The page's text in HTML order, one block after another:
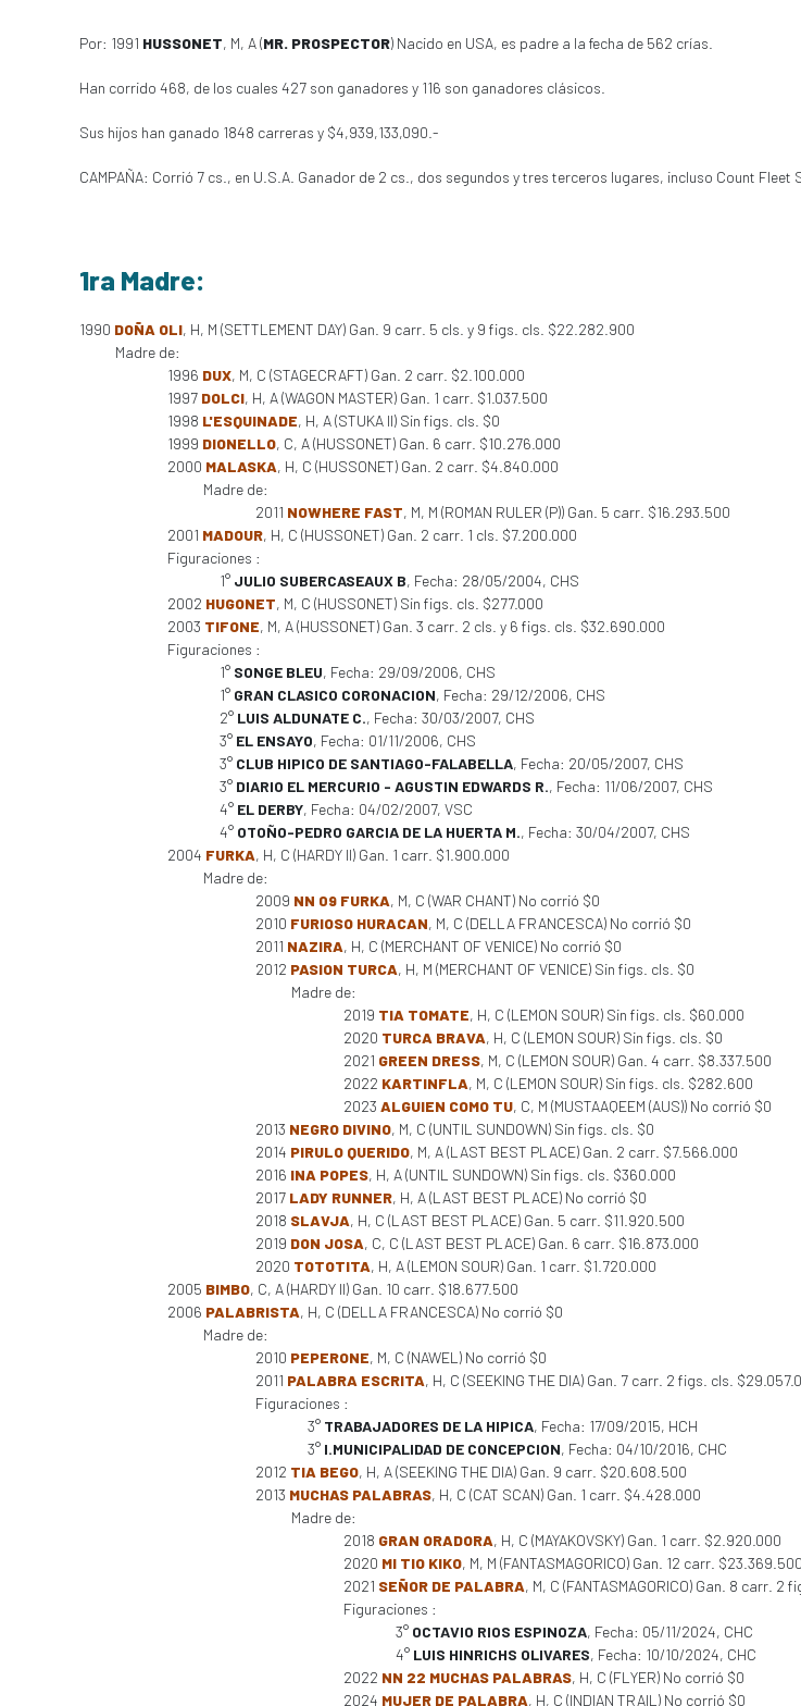
Por: 1991 HUSSONET, M, A (MR. PROSPECTOR) Nacido en USA, es padre a la fecha de 562 crías.
Han corrido 468, de los cuales 427 son ganadores y 116 son ganadores clásicos.
Sus hijos han ganado 1848 carreras y $4,939,133,090.-
CAMPAÑA: Corrió 7 cs., en U.S.A. Ganador de 2 cs., dos segundos y tres terceros lugares, incluso Count Fleet
1ra Madre:
1990 DOÑA OLI, H, M (SETTLEMENT DAY) Gan. 9 carr. 5 cls. y 9 figs. cls. $22.282.900
Madre de:
1996 DUX, M, C (STAGECRAFT) Gan. 2 carr. $2.100.000
1997 DOLCI, H, A (WAGON MASTER) Gan. 1 carr. $1.037.500
1998 L'ESQUINADE, H, A (STUKA II) Sin figs. cls. $0
1999 DIONELLO, C, A (HUSSONET) Gan. 6 carr. $10.276.000
2000 MALASKA, H, C (HUSSONET) Gan. 2 carr. $4.840.000
Madre de:
2011 NOWHERE FAST, M, M (ROMAN RULER (P)) Gan. 5 carr. $16.293.500
2001 MADOUR, H, C (HUSSONET) Gan. 2 carr. 1 cls. $7.200.000
Figuraciones :
1° JULIO SUBERCASEAUX B, Fecha: 28/05/2004, CHS
2002 HUGONET, M, C (HUSSONET) Sin figs. cls. $277.000
2003 TIFONE, M, A (HUSSONET) Gan. 3 carr. 2 cls. y 6 figs. cls. $32.690.000
Figuraciones :
1° SONGE BLEU, Fecha: 29/09/2006, CHS
1° GRAN CLASICO CORONACION, Fecha: 29/12/2006, CHS
2° LUIS ALDUNATE C., Fecha: 30/03/2007, CHS
3° EL ENSAYO, Fecha: 01/11/2006, CHS
3° CLUB HIPICO DE SANTIAGO-FALABELLA, Fecha: 20/05/2007, CHS
3° DIARIO EL MERCURIO - AGUSTIN EDWARDS R., Fecha: 11/06/2007, CHS
4° EL DERBY, Fecha: 04/02/2007, VSC
4° OTOÑO-PEDRO GARCIA DE LA HUERTA M., Fecha: 30/04/2007, CHS
2004 FURKA, H, C (HARDY II) Gan. 1 carr. $1.900.000
Madre de:
2009 NN 09 FURKA, M, C (WAR CHANT) No corrió $0
2010 FURIOSO HURACAN, M, C (DELLA FRANCESCA) No corrió $0
2011 NAZIRA, H, C (MERCHANT OF VENICE) No corrió $0
2012 PASION TURCA, H, M (MERCHANT OF VENICE) Sin figs. cls. $0
Madre de:
2019 TIA TOMATE, H, C (LEMON SOUR) Sin figs. cls. $60.000
2020 TURCA BRAVA, H, C (LEMON SOUR) Sin figs. cls. $0
2021 GREEN DRESS, M, C (LEMON SOUR) Gan. 4 carr. $8.337.500
2022 KARTINFLA, M, C (LEMON SOUR) Sin figs. cls. $282.600
2023 ALGUIEN COMO TU, C, M (MUSTAAQEEM (AUS)) No corrió $0
2013 NEGRO DIVINO, M, C (UNTIL SUNDOWN) Sin figs. cls. $0
2014 PIRULO QUERIDO, M, A (LAST BEST PLACE) Gan. 2 carr. $7.566.000
2016 INA POPES, H, A (UNTIL SUNDOWN) Sin figs. cls. $360.000
2017 LADY RUNNER, H, A (LAST BEST PLACE) No corrió $0
2018 SLAVJA, H, C (LAST BEST PLACE) Gan. 5 carr. $11.920.500
2019 DON JOSA, C, C (LAST BEST PLACE) Gan. 6 carr. $16.873.000
2020 TOTOTITA, H, A (LEMON SOUR) Gan. 1 carr. $1.720.000
2005 BIMBO, C, A (HARDY II) Gan. 10 carr. $18.677.500
2006 PALABRISTA, H, C (DELLA FRANCESCA) No corrió $0
Madre de:
2010 PEPERONE, M, C (NAWEL) No corrió $0
2011 PALABRA ESCRITA, H, C (SEEKING THE DIA) Gan. 7 carr. 2 figs. cls.
Figuraciones :
3° TRABAJADORES DE LA HIPICA, Fecha: 17/09/2015, HCH
3° I.MUNICIPALIDAD DE CONCEPCION, Fecha: 04/10/2016, CHC
2012 TIA BEGO, H, A (SEEKING THE DIA) Gan. 9 carr. $20.608.500
2013 MUCHAS PALABRAS, H, C (CAT SCAN) Gan. 1 carr. $4.428.000
Madre de:
2018 GRAN ORADORA, H, C (MAYAKOVSKY) Gan. 1 carr. $2.920.000
2020 MI TIO KIKO, M, M (FANTASMAGORICO) Gan. 12 carr. $23.369.500
2021 SEÑOR DE PALABRA, M, C (FANTASMAGORICO) Gan. 8 carr. 2
Figuraciones :
3° OCTAVIO RIOS ESPINOZA, Fecha: 05/11/2024, CHC
4° LUIS HINRICHS OLIVARES, Fecha: 10/10/2024, CHC
2022 NN 22 MUCHAS PALABRAS, H, C (FLYER) No corrió $0
2024 MUJER DE PALABRA, H, C (INDIAN TRAIL) No corrió $0